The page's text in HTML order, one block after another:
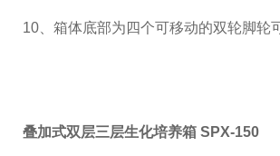
10 、箱体底部为四个可移动的双轮脚轮
叠加式双层三层生化培养箱 SPX-150